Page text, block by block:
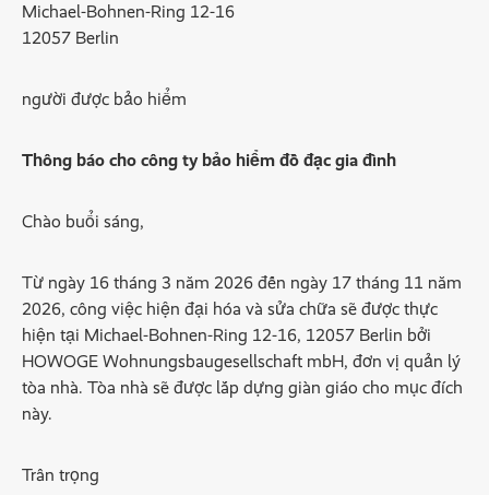
Michael-Bohnen-Ring 12-16
12057 Berlin
người được bảo hiểm
Thông báo cho công ty bảo hiểm đồ đạc gia đình
Chào buổi sáng,
Từ ngày 16 tháng 3 năm 2026 đến ngày 17 tháng 11 năm
2026, công việc hiện đại hóa và sửa chữa sẽ được thực
hiện tại Michael-Bohnen-Ring 12-16, 12057 Berlin bởi
HOWOGE Wohnungsbaugesellschaft mbH, đơn vị quản lý
tòa nhà. Tòa nhà sẽ được lắp dựng giàn giáo cho mục đích
này.
Trân trọng